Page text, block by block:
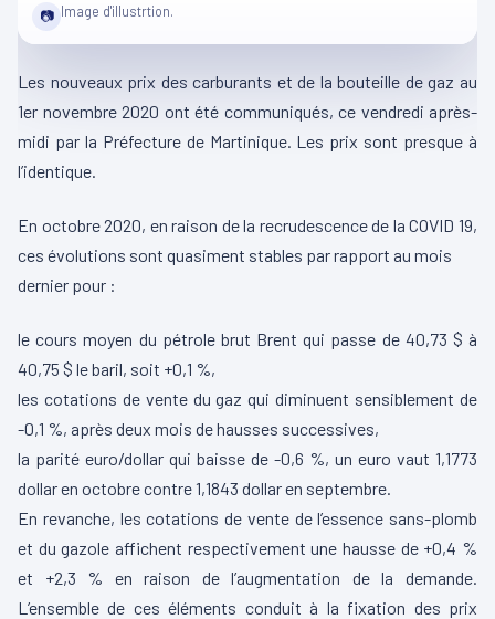
📷 Image d'illustrtion.
Les nouveaux prix des carburants et de la bouteille de gaz au
1er novembre 2020 ont été communiqués, ce vendredi après-
midi par la Préfecture de Martinique. Les prix sont presque à
l’identique.
En octobre 2020, en raison de la recrudescence de la COVID 19,
ces évolutions sont quasiment stables par rapport au mois
dernier pour :
le cours moyen du pétrole brut Brent qui passe de 40,73 $ à
40,75 $ le baril, soit +0,1 %,
les cotations de vente du gaz qui diminuent sensiblement de
-0,1 %, après deux mois de hausses successives,
la parité euro/dollar qui baisse de -0,6 %, un euro vaut 1,1773
dollar en octobre contre 1,1843 dollar en septembre.
En revanche, les cotations de vente de l’essence sans-plomb
et du gazole affichent respectivement une hausse de +0,4 %
et +2,3 % en raison de l’augmentation de la demande.
L’ensemble de ces éléments conduit à la fixation des prix